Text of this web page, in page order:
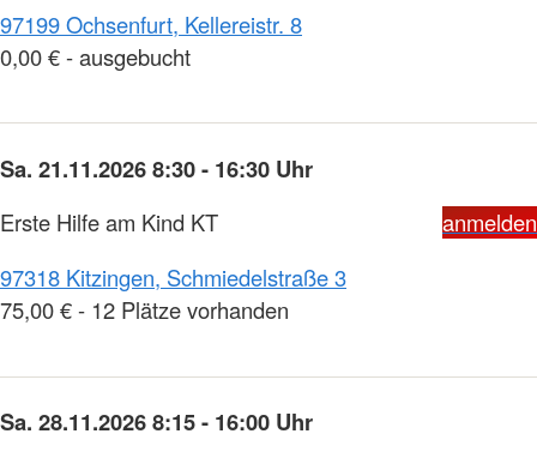
97199 Ochsenfurt, Kellereistr. 8
0,00 € - ausgebucht
Sa. 21.11.2026 8:30 - 16:30 Uhr
Erste Hilfe am Kind KT
anmelden
97318 Kitzingen, Schmiedelstraße 3
75,00 € - 12 Plätze vorhanden
Sa. 28.11.2026 8:15 - 16:00 Uhr